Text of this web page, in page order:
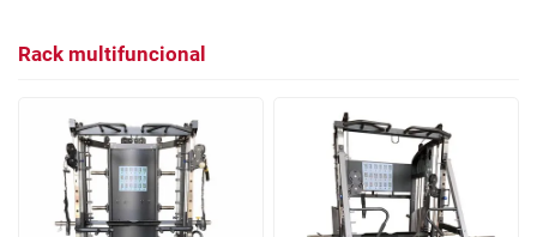
Rack multifuncional